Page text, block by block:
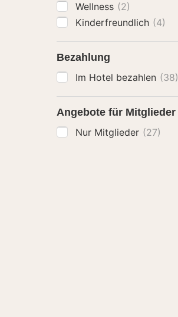
Wellness (2)
Kinderfreundlich (4)
Bezahlung
Im Hotel bezahlen (38)
Angebote für Mitglieder
Nur Mitglieder (27)